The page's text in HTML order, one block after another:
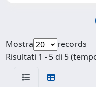
Mostra
records
Risultati 1 - 5 di 5